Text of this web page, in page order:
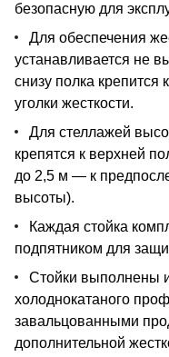
безопасную для
Для обеспечения
устанавливается не
снизу полка крепится
уголки жесткости.
Для стеллажей
крепятся к верхней
до 2,5 м — к
высоты).
Каждая стойка
подпятником для
Стойки выполнены
холоднокатаного
завальцованными
дополнительной